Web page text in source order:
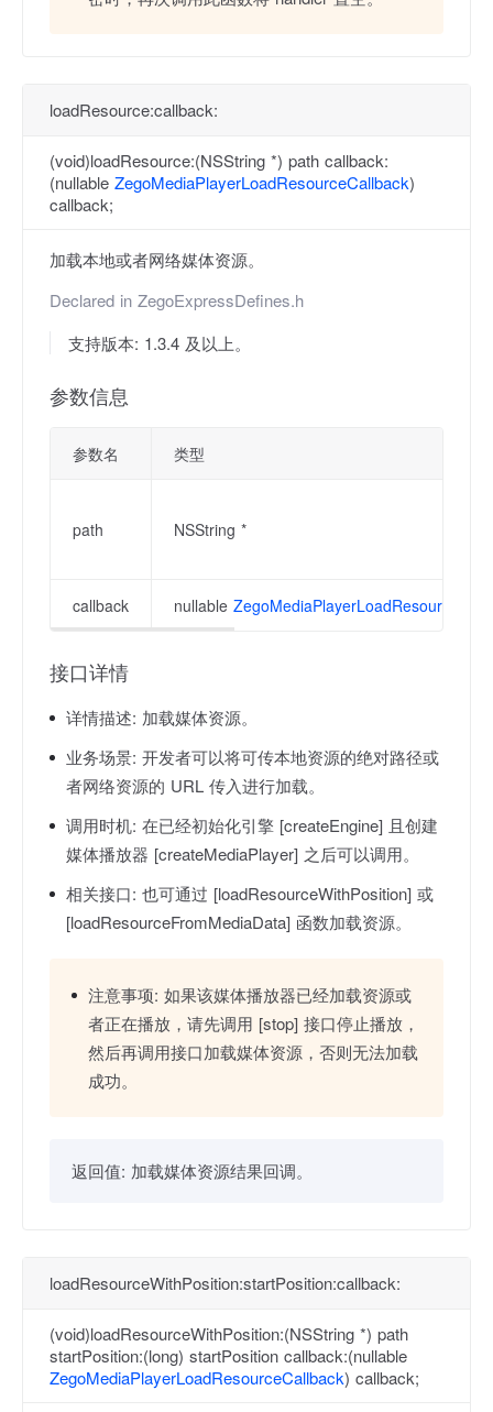
loadResource:callback:
(void)loadResource:(NSString *) path callback:
(nullable ZegoMediaPlayerLoadResourceCallback)
callback;
加载本地或者网络媒体资源。
Declared in ZegoExpressDefines.h
支持版本: 1.3.4 及以上。
参数信息
参数名 类型
path NSString *
callback nullable
接口详情
详情描述: 加载媒体资源。
业务场景: 开发者可以将可传本地资源的绝对路径或
者网络资源的 URL 传入进行加载。
调用时机: 在已经初始化引擎 [createEngine] 且创建
媒体播放器 [createMediaPlayer] 之后可以调用。
相关接口: 也可通过 [loadResourceWithPosition] 或
[loadResourceFromMediaData] 函数加载资源。
注意事项: 如果该媒体播放器已经加载资源或
者正在播放，请先调用 [stop] 接口停止播放，
然后再调用接口加载媒体资源，否则无法加载
成功。
返回值: 加载媒体资源结果回调。
loadResourceWithPosition:startPosition:callback:
(void)loadResourceWithPosition:(NSString *) path
startPosition:(long) startPosition callback:(nullable
ZegoMediaPlayerLoadResourceCallback) callback;